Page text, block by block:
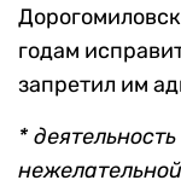
годам
запретил им
*